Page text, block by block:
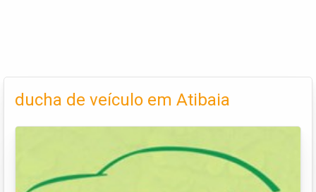
ducha de veículo em Atibaia